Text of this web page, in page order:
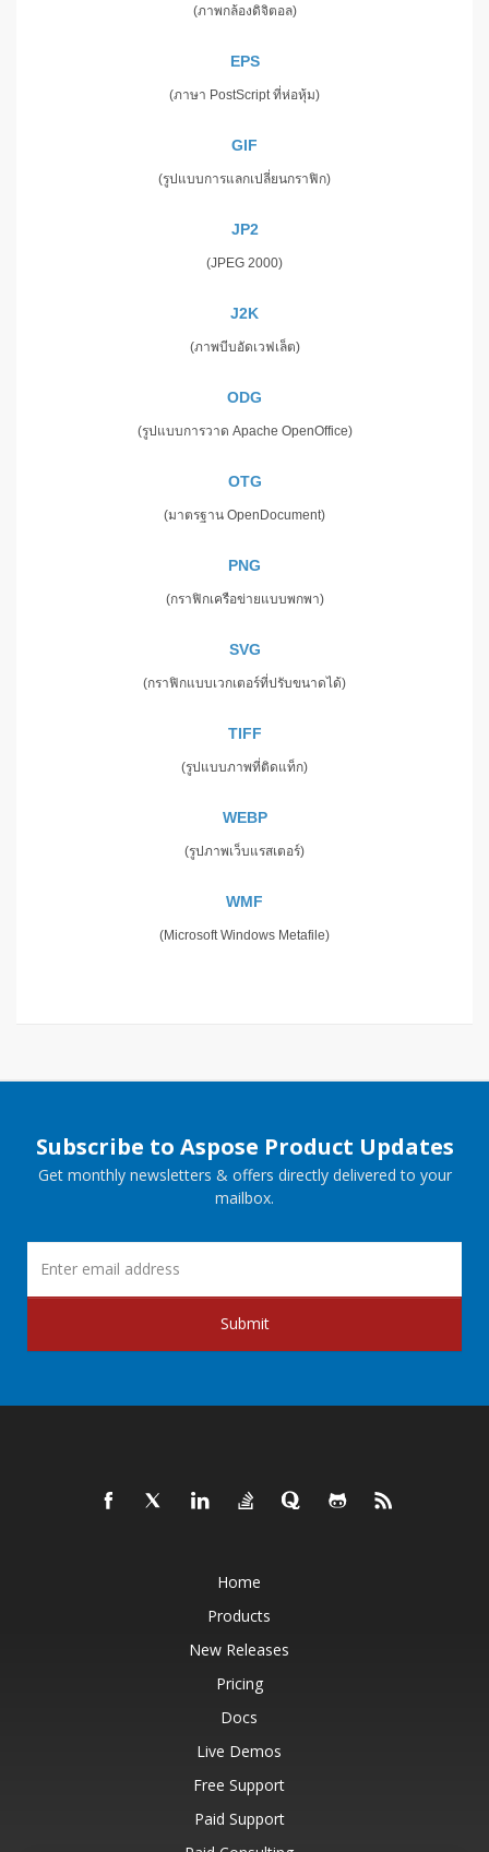
(ภาพกล้องดิจิตอล)
EPS
(ภาษา PostScript ที่ห่อหุ้ม)
GIF
(รูปแบบการแลกเปลี่ยนกราฟิก)
JP2
(JPEG 2000)
J2K
(ภาพบีบอัดเวฟเล็ต)
ODG
(รูปแบบการวาด Apache OpenOffice)
OTG
(มาตรฐาน OpenDocument)
PNG
(กราฟิกเครือข่ายแบบพกพา)
SVG
(กราฟิกแบบเวกเตอร์ที่ปรับขนาดได้)
TIFF
(รูปแบบภาพที่ติดแท็ก)
WEBP
(รูปภาพเว็บแรสเตอร์)
WMF
(Microsoft Windows Metafile)
Subscribe to Aspose Product Updates
Get monthly newsletters & offers directly delivered to your
mailbox.
Submit
Home
Products
New Releases
Pricing
Docs
Live Demos
Free Support
Paid Support